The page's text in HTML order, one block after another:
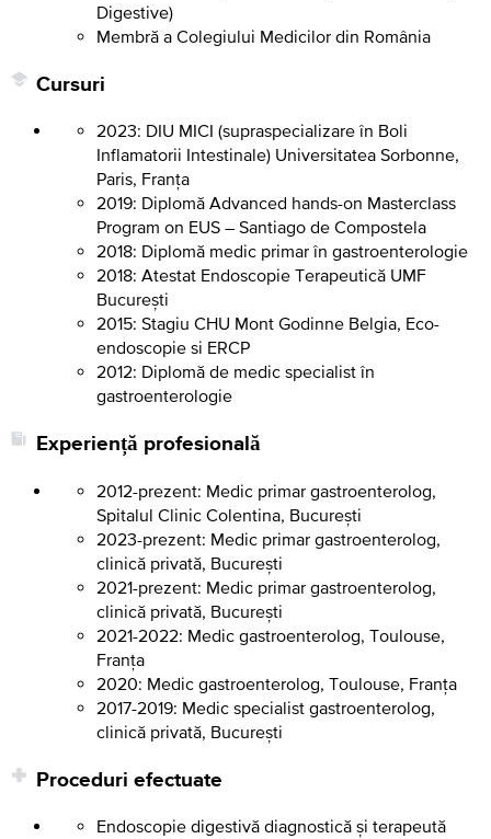
Digestive)
Membră a Colegiului Medicilor din România
Cursuri
2023: DIU MICI (supraspecializare în Boli
Inflamatorii Intestinale) Universitatea Sorbonne,
Paris, Franța
2019: Diplomă Advanced hands-on Masterclass
Program on EUS – Santiago de Compostela
2018: Diplomă medic primar în gastroenterologie
2018: Atestat Endoscopie Terapeutică UMF
București
2015: Stagiu CHU Mont Godinne Belgia, Eco-
endoscopie si ERCP
2012: Diplomă de medic specialist în
gastroenterologie
Experiență profesională
2012-prezent: Medic primar gastroenterolog,
Spitalul Clinic Colentina, București
2023-prezent: Medic primar gastroenterolog,
clinică privată, București
2021-prezent: Medic primar gastroenterolog,
clinică privată, București
2021-2022: Medic gastroenterolog, Toulouse,
Franța
2020: Medic gastroenterolog, Toulouse, Franța
2017-2019: Medic specialist gastroenterolog,
clinică privată, București
Proceduri efectuate
Endoscopie digestivă diagnostică și terapeută